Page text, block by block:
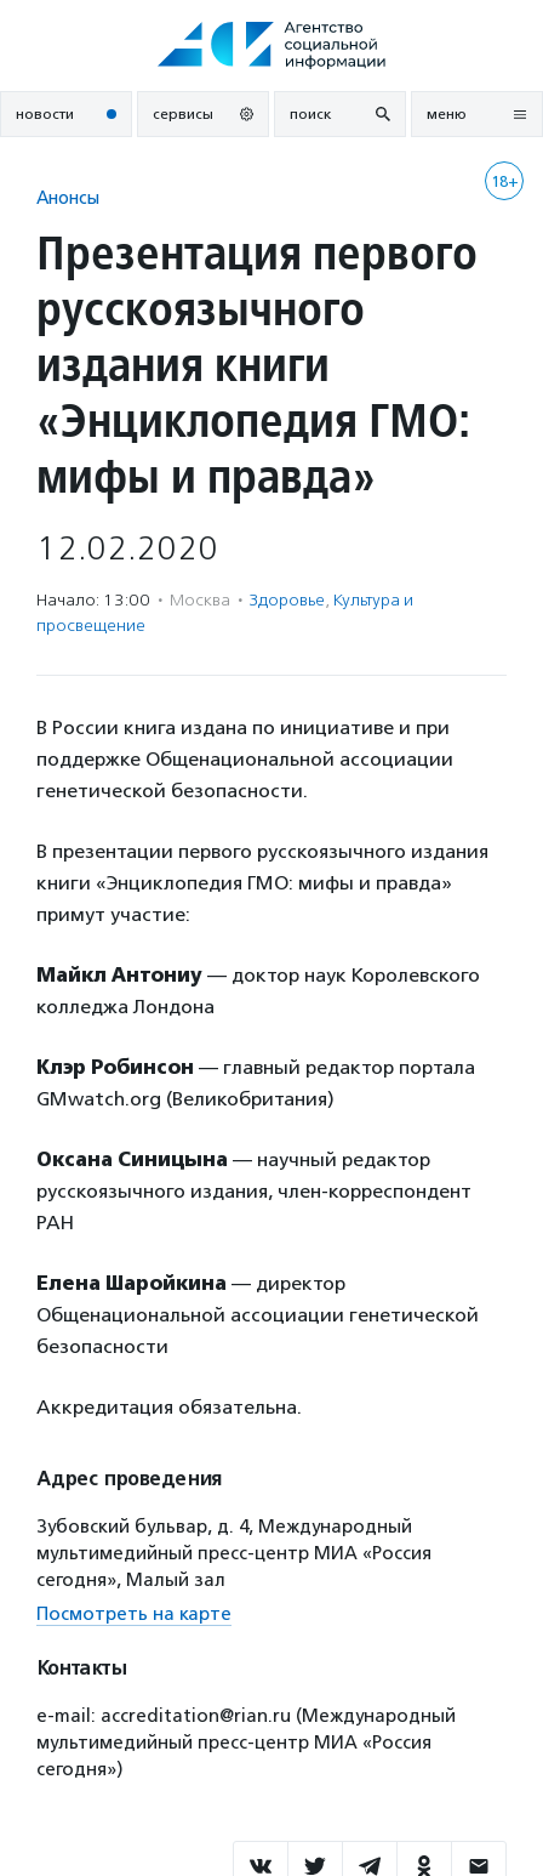
новости сервисы поиск меню
18+
Анонсы
Презентация первого
русскоязычного
издания книги
«Энциклопедия ГМО:
мифы и правда»
12.02.2020
Начало: 13:00 · Москва · Здоровье, Культура и
просвещение
В России книга издана по инициативе и при
поддержке Общенациональной ассоциации
генетической безопасности.
В презентации первого русскоязычного издания
книги «Энциклопедия ГМО: мифы и правда»
примут участие:
Майкл Антониу — доктор наук Королевского
колледжа Лондона
Клэр Робинсон — главный редактор портала
GMwatch.org (Великобритания)
Оксана Синицына — научный редактор
русскоязычного издания, член-корреспондент
РАН
Елена Шаройкина — директор
Общенациональной ассоциации генетической
безопасности
Аккредитация обязательна.
Адрес проведения
Зубовский бульвар, д. 4, Международный
мультимедийный пресс-центр МИА «Россия
сегодня», Малый зал
Посмотреть на карте
Контакты
e-mail: accreditation@rian.ru (Международный
мультимедийный пресс-центр МИА «Россия
сегодня»)